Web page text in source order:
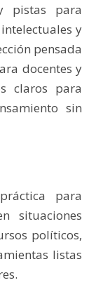
pistas para
y
pensada
docentes y
claros para
sin
para
situaciones
políticos,
listas